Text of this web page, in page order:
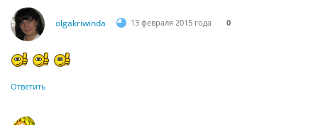
olgakriwinda 13 февраля 2015 года 0
Ответить